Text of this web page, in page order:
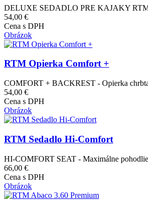
DELUXE SEDADLO PRE KAJAKY RTM
54,00 €
Cena s DPH
Obrázok
RTM Opierka Comfort +
COMFORT + BACKREST - Opierka
54,00 €
Cena s DPH
Obrázok
RTM Sedadlo Hi-Comfort
HI-COMFORT SEAT - Maximálne
66,00 €
Cena s DPH
Obrázok